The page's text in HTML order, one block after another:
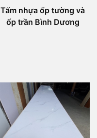
Tấm nhựa ốp tường và
ốp trần Bình Dương